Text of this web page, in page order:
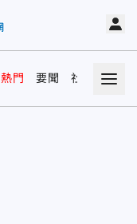
熱門 要聞 社會 娛樂